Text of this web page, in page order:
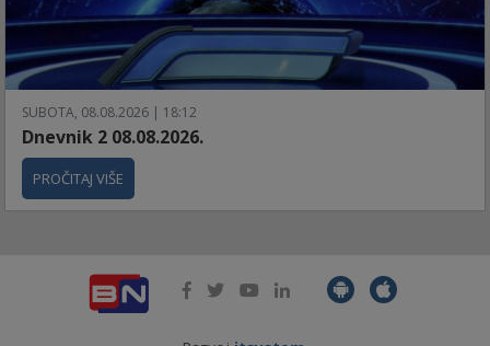
SUBOTA, 08.08.2026 | 18:12
Dnevnik 2 08.08.2026.
PROČITAJ VIŠE